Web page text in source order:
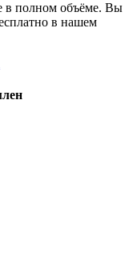
в полном объёме. Вы
в нашем